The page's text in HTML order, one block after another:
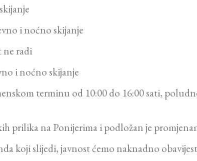
i noćno skijanje
ne radi
i noćno skijanje
terminu od 10:00 do 16:00 sati,
prilika na Ponijerima i podložan je
koji slijedi, javnost ćemo naknadno